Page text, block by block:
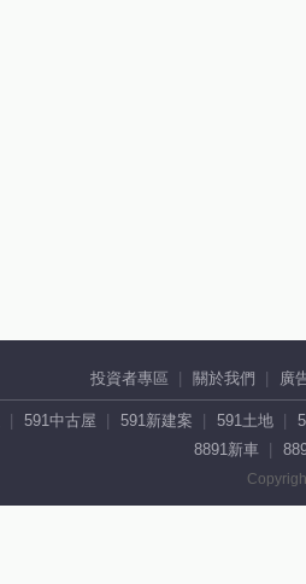
投資者專區 關於我們 廣
591中古屋 591新建案 591土地
8891新車